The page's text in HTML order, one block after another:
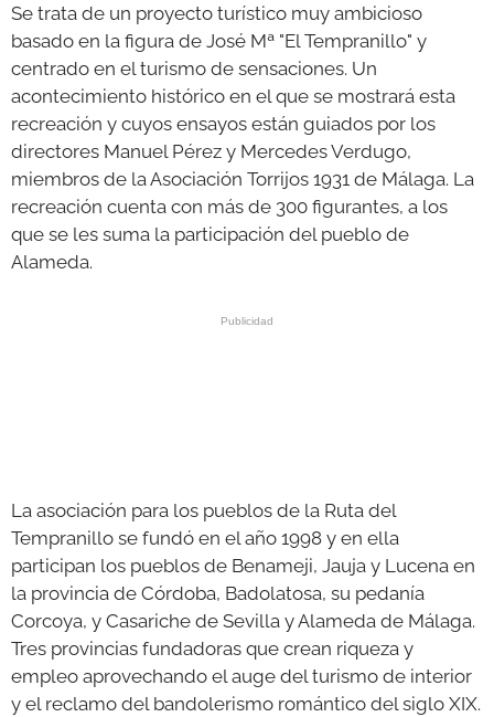
Se trata de un proyecto turístico muy ambicioso
basado en la figura de José Mª "El Tempranillo" y
centrado en el turismo de sensaciones. Un
acontecimiento histórico en el que se mostrará esta
recreación y cuyos ensayos están guiados por los
directores Manuel Pérez y Mercedes Verdugo,
miembros de la Asociación Torrijos 1931 de Málaga. La
recreación cuenta con más de 300 figurantes, a los
que se les suma la participación del pueblo de
Alameda.
La asociación para los pueblos de la Ruta del
Tempranillo se fundó en el año 1998 y en ella
participan los pueblos de Benameji, Jauja y Lucena en
la provincia de Córdoba, Badolatosa, su pedanía
Corcoya, y Casariche de Sevilla y Alameda de Málaga.
Tres provincias fundadoras que crean riqueza y
empleo aprovechando el auge del turismo de interior
y el reclamo del bandolerismo romántico del siglo XIX.